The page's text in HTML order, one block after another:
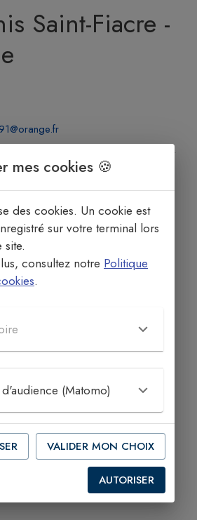
Saint-Fiacre -
/ saint
mes cookies 🍪
des cookies. Un cookie est
sur votre terminal lors
site.
consultez notre Politique
.
(Matomo)
VALIDER MON CHOIX
AUTORISER